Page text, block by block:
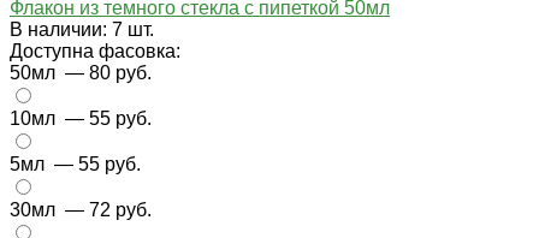
Флакон из темного стекла с пипеткой 50мл
В наличии: 7 шт.
Доступна фасовка:
50мл — 80 руб.
10мл — 55 руб.
5мл — 55 руб.
30мл — 72 руб.